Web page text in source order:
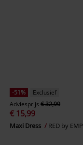
-51%
Exclusief
Adviesprijs € 32,99
€ 15,99
Maxi Dress RED by EMP